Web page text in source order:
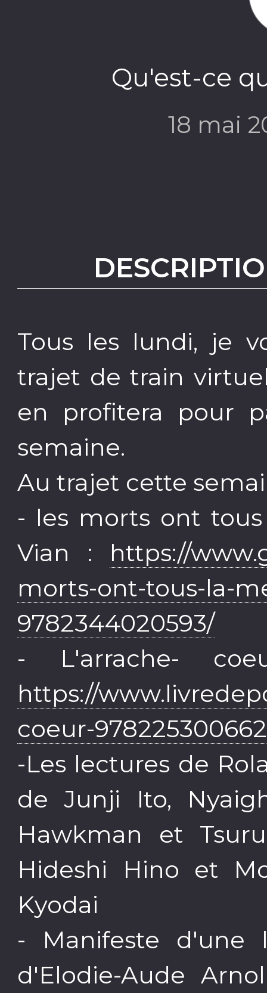
Qu'est-ce
18 mai
Tous les lundi, je
trajet de train
en profitera pour
semaine.
Au trajet cette
- les morts ont
Vian : https://
morts-ont-tous-la-
9782344020593/
- L'arrache-
https://
coeur-
-Les lectures de
de Junji Ito,
Hawkman et
Hideshi Hino et
Kyodai
- Manifeste d'une
d'Elodie-Aude